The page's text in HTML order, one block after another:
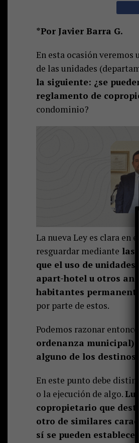
*Por Javier Barra G.
En esta ocasión
de las unidades
la siguiente: ¿se
reglamento de
condominio?
La nueva Ley es clara en
resguardar mediante las
que el uso de
apart-hotel u otros
habitantes
por parte de estos.
Podemos razonar entonces
ordenanza municipal)
alguno de los destinos
En este punto debe
o la ejecución de algo.
copropietario que
otro de similares
sí se pueden